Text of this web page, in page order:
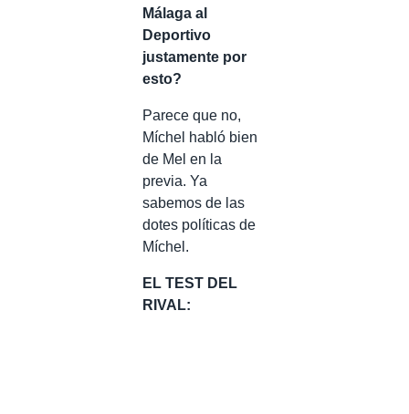
Málaga al
Deportivo
justamente por
esto?
Parece que no,
Míchel habló bien
de Mel en la
previa. Ya
sabemos de las
dotes políticas de
Míchel.
EL TEST DEL
RIVAL: